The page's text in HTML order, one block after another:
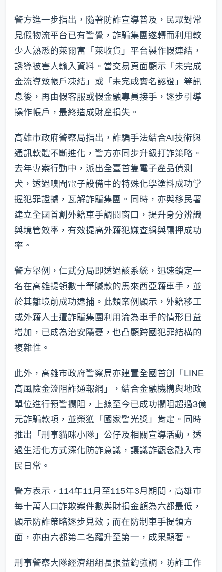
警方進一步指出，隨著防詐宣導普及，民眾對常
見假物流平台已有警覺，詐騙集團遂轉而利用較
少人熟悉的萊爾富「萊收貨」平台製作假連結，
誘導被害人輸入資料。當交易頁面顯示「未完成
金流導致帳戶凍結」或「未完成實名認證」等訊
息後，再由假客服或假金融專員接手，逐步引導
操作帳戶，最終造成財產損失。
高雄市政府警察局指出，詐騙手法結合AI技術與
通訊軟體不斷進化，警方亦同步升級打詐策略。
去年專案行動中，派出全臺首隻電子產品偵測
犬，透過嗅聞電子設備中的特殊化學塗料成功掌
握犯罪證據，瓦解詐騙集團。同時，亦與移民署
建立全國首創外籍車手調閱窗口，提升身分辨識
與境管效率，有效提高外籍犯嫌查緝與羈押成功
率。
警方舉例，仁武分局即透過該系統，迅速鎖定一
名在高雄提領數十筆贓款的馬來西亞籍車手，並
於其離境前成功逮捕。此類案例顯示，外籍移工
或外籍人士遭詐騙集團利用淪為車手的情形日益
增加，已成為治安隱憂，也凸顯跨國犯罪結構的
複雜性。
此外，高雄市政府警察局亦建置全國首創「LINE
高風險金流阻詐通報網」，結合金融機構與地政
單位進行預警攔阻，上線至今已成功攔阻超過3億
元詐騙款項，並榮獲「國家警光獎」肯定。同時
推出「刑事貓咪小隊」公仔及相關宣導活動，透
過生活化方式深化防詐意識，讓識詐觀念融入市
民日常。
警方表示，114年11月至115年3月期間，高雄市
每十萬人口詐欺案件數與財損金額為六都最低，
顯示防詐策略逐步見效；而在防制車手提領方
面，亦由六都第二名躍升至第一，成果顯著。
刑事警察大隊經濟組組長張益鈞強調，防詐工作